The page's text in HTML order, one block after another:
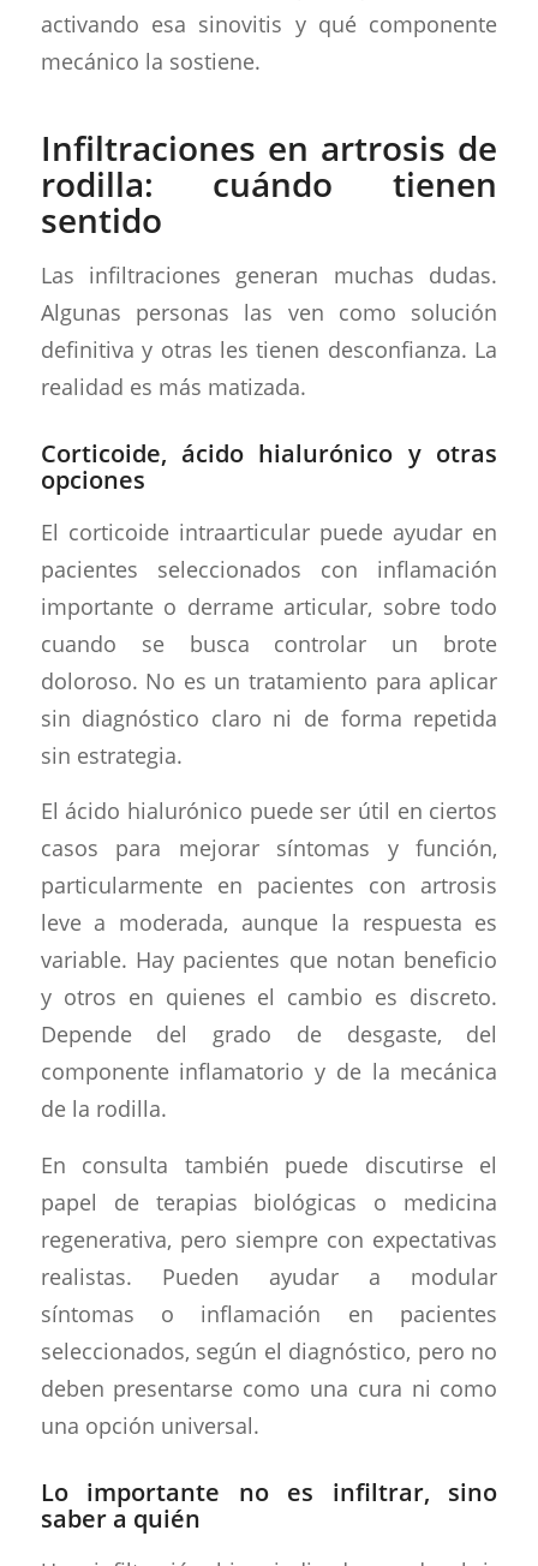
activando esa sinovitis y qué componente
mecánico la sostiene.
Infiltraciones en artrosis de
rodilla: cuándo tienen
sentido
Las infiltraciones generan muchas dudas.
Algunas personas las ven como solución
definitiva y otras les tienen desconfianza. La
realidad es más matizada.
Corticoide, ácido hialurónico y otras
opciones
El corticoide intraarticular puede ayudar en
pacientes seleccionados con inflamación
importante o derrame articular, sobre todo
cuando se busca controlar un brote
doloroso. No es un tratamiento para aplicar
sin diagnóstico claro ni de forma repetida
sin estrategia.
El ácido hialurónico puede ser útil en ciertos
casos para mejorar síntomas y función,
particularmente en pacientes con artrosis
leve a moderada, aunque la respuesta es
variable. Hay pacientes que notan beneficio
y otros en quienes el cambio es discreto.
Depende del grado de desgaste, del
componente inflamatorio y de la mecánica
de la rodilla.
En consulta también puede discutirse el
papel de terapias biológicas o medicina
regenerativa, pero siempre con expectativas
realistas. Pueden ayudar a modular
síntomas o inflamación en pacientes
seleccionados, según el diagnóstico, pero no
deben presentarse como una cura ni como
una opción universal.
Lo importante no es infiltrar, sino
saber a quién